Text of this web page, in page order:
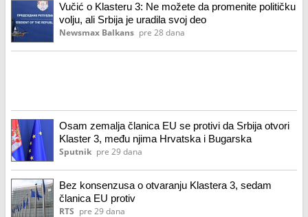
Vučić o Klasteru 3: Ne možete da promenite političku
volju, ali Srbija je uradila svoj deo
Newsmax Balkans pre 28 dana
Osam zemalja članica EU se protivi da Srbija otvori
Klaster 3, među njima Hrvatska i Bugarska
Sputnik pre 29 dana
Bez konsenzusa o otvaranju Klastera 3, sedam
članica EU protiv
RTS pre 29 dana